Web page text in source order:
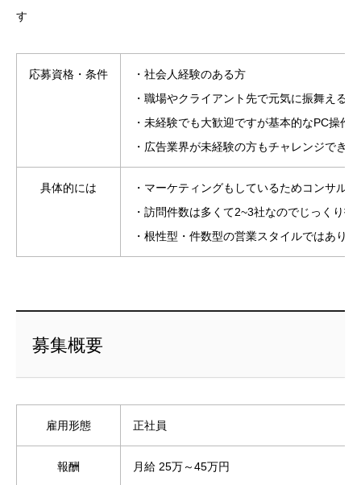
す
応募資格・条件
・社会人経験のある方
・職場やクライアント先で元気に振舞える方
・未経験でも大歓迎ですが基本的なPC操作
・広告業界が未経験の方もチャレンジできま
具体的には
・マーケティングもしているためコンサル
・訪問件数は多くて2~3社なのでじっくり
・根性型・件数型の営業スタイルではあり
募集概要
雇用形態 正社員
報酬 月給 25万～45万円